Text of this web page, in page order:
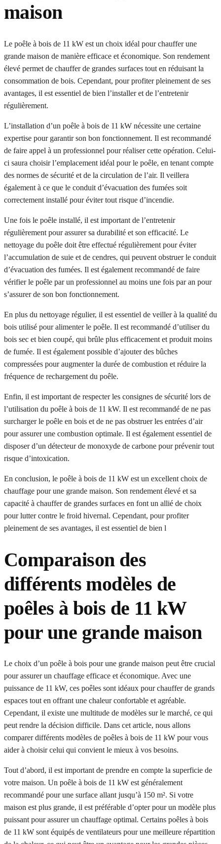
maison
Le poêle à bois de 11 kW est un choix idéal pour chauffer une
grande maison de manière efficace et économique. Son rendement
élevé permet de chauffer de grandes surfaces tout en réduisant la
consommation de bois. Cependant, pour profiter pleinement de ses
avantages, il est essentiel de bien l’installer et de l’entretenir
régulièrement.
L’installation d’un poêle à bois de 11 kW nécessite une certaine
expertise pour garantir son bon fonctionnement. Il est recommandé
de faire appel à un professionnel pour réaliser cette opération. Celui-
ci saura choisir l’emplacement idéal pour le poêle, en tenant compte
des normes de sécurité et de la circulation de l’air. Il veillera
également à ce que le conduit d’évacuation des fumées soit
correctement installé pour éviter tout risque d’incendie.
Une fois le poêle installé, il est important de l’entretenir
régulièrement pour assurer sa durabilité et son efficacité. Le
nettoyage du poêle doit être effectué régulièrement pour éviter
l’accumulation de suie et de cendres, qui peuvent obstruer le conduit
d’évacuation des fumées. Il est également recommandé de faire
vérifier le poêle par un professionnel au moins une fois par an pour
s’assurer de son bon fonctionnement.
En plus du nettoyage régulier, il est essentiel de veiller à la qualité du
bois utilisé pour alimenter le poêle. Il est recommandé d’utiliser du
bois sec et bien coupé, qui brûle plus efficacement et produit moins
de fumée. Il est également possible d’ajouter des bûches
compressées pour augmenter la durée de combustion et réduire la
fréquence de rechargement du poêle.
Enfin, il est important de respecter les consignes de sécurité lors de
l’utilisation du poêle à bois de 11 kW. Il est recommandé de ne pas
surcharger le poêle en bois et de ne pas obstruer les entrées d’air
pour assurer une combustion optimale. Il est également essentiel de
disposer d’un détecteur de monoxyde de carbone pour prévenir tout
risque d’intoxication.
En conclusion, le poêle à bois de 11 kW est un excellent choix de
chauffage pour une grande maison. Son rendement élevé et sa
capacité à chauffer de grandes surfaces en font un allié de choix
pour lutter contre le froid hivernal. Cependant, pour profiter
pleinement de ses avantages, il est essentiel de bien l
Comparaison des
différents modèles de
poêles à bois de 11 kW
pour une grande maison
Le choix d’un poêle à bois pour une grande maison peut être crucial
pour assurer un chauffage efficace et économique. Avec une
puissance de 11 kW, ces poêles sont idéaux pour chauffer de grands
espaces tout en offrant une chaleur confortable et agréable.
Cependant, il existe une multitude de modèles sur le marché, ce qui
peut rendre la décision difficile. Dans cet article, nous allons
comparer différents modèles de poêles à bois de 11 kW pour vous
aider à choisir celui qui convient le mieux à vos besoins.
Tout d’abord, il est important de prendre en compte la superficie de
votre maison. Un poêle à bois de 11 kW est généralement
recommandé pour une surface allant jusqu’à 150 m². Si votre
maison est plus grande, il est préférable d’opter pour un modèle plus
puissant pour assurer un chauffage optimal. Certains poêles à bois
de 11 kW sont équipés de ventilateurs pour une meilleure répartition